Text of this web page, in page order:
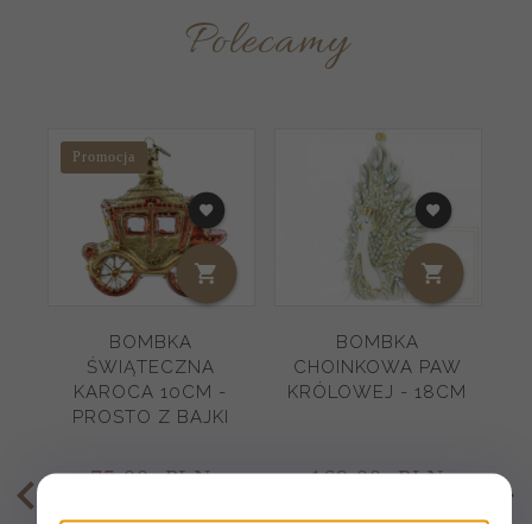
Polecamy
Promocja
BOMBKA
ŚWIĄTECZNA
KAROCA 10CM -
PROSTO Z BAJKI
75,00 PLN
BOMBKA
CHOINKOWA PAW
KRÓLOWEJ - 18CM
169,00 PLN